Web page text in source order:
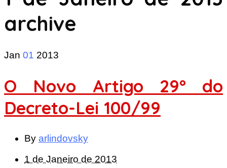
archive
Jan 01 2013
O Novo Artigo 29º do
Decreto-Lei 100/99
By arlindovsky
1 de Janeiro de 2013